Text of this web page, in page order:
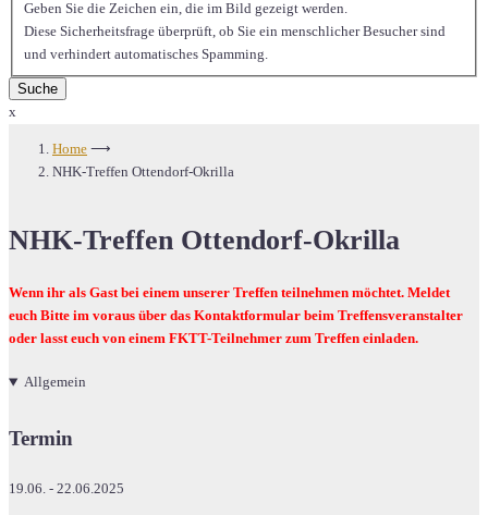
Geben Sie die Zeichen ein, die im Bild gezeigt werden.
Diese Sicherheitsfrage überprüft, ob Sie ein menschlicher Besucher sind
und verhindert automatisches Spamming.
x
Home ⟶
NHK-Treffen Ottendorf-Okrilla
NHK-Treffen Ottendorf-Okrilla
Wenn ihr als Gast bei einem unserer Treffen teilnehmen möchtet. Meldet
euch Bitte im voraus über das Kontaktformular beim Treffensveranstalter
oder lasst euch von einem FKTT-Teilnehmer zum Treffen einladen.
Allgemein
Termin
19.06. - 22.06.2025